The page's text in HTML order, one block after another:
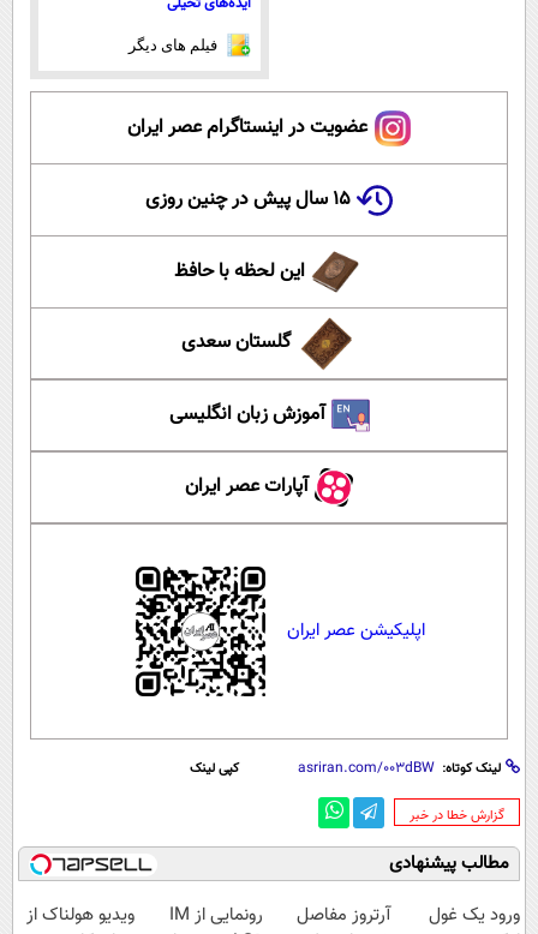
فیلم های دیگر
عضویت در اینستاگرام عصر ایران
۱۵ سال پیش در چنین روزی
این لحظه با حافظ
گلستان سعدی
آموزش زبان انگلیسی
آپارات عصر ایران
اپلیکیشن عصر ایران
لینک کوتاه: کپی لینک
‌گزارش خطا در خبر
مطالب پیشنهادی
ورود یک غول
آرتروز مفاصل
رونمایی از IM
ویدیو هولناک از